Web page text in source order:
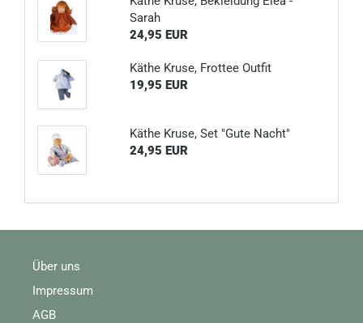
Sarah
24,95 EUR
Käthe Kruse, Frottee Outfit
19,95 EUR
Käthe Kruse, Set "Gute Nacht"
24,95 EUR
Über uns
Impressum
AGB